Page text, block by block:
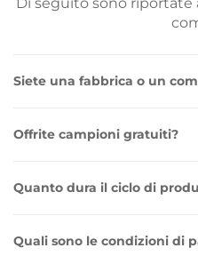
Siete una fabbrica o un
Offrite campioni gratuiti?
Quanto dura il ciclo di
Quali sono le condizioni di